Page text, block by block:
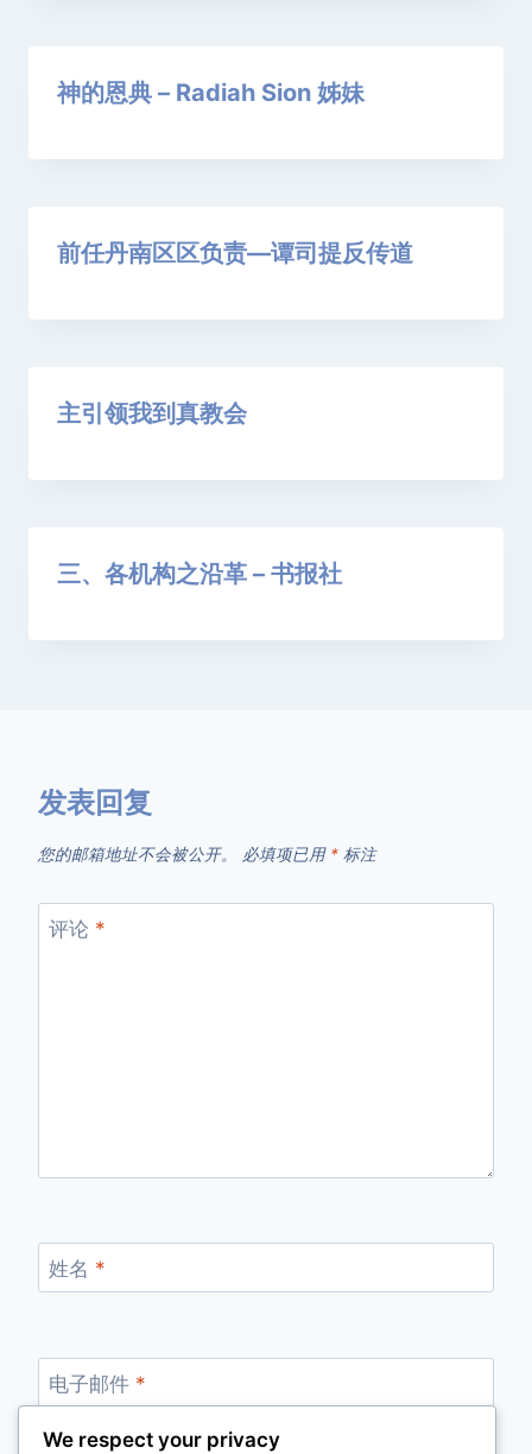
神的恩典 – Radiah Sion 姊妹
前任丹南区区负责—谭司提反传道
主引领我到真教会
三、各机构之沿革 – 书报社
发表回复
您的邮箱地址不会被公开。 必填项已用 * 标注
评论 *
姓名 *
电子邮件 *
We respect your privacy